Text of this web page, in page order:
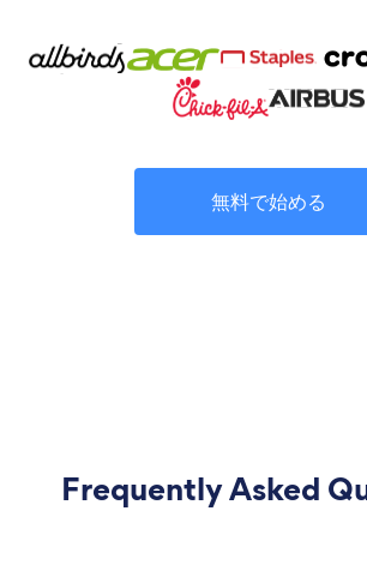
無料で始める
Frequently Asked